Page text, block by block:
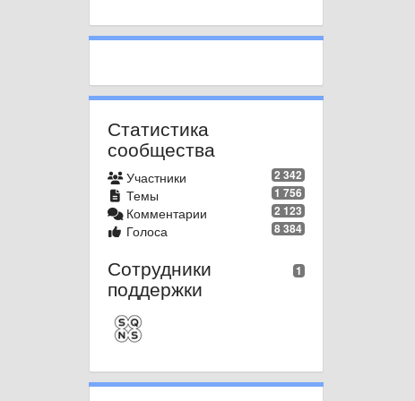
Статистика
сообщества
2 342
Участники
1 756
Темы
2 123
Комментарии
8 384
Голоса
1
Сотрудники
поддержки